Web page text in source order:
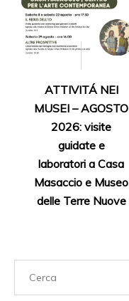
ATTIVITÁ NEI
MUSEI – AGOSTO
2026: visite
guidate e
laboratori a Casa
Masaccio e Museo
delle Terre Nuove